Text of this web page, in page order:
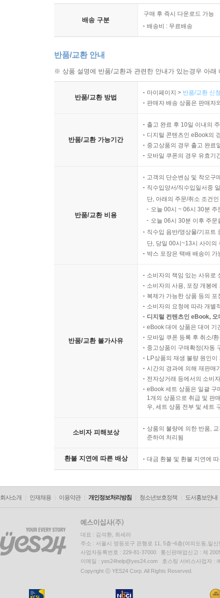
3) 연속형 처리의 위험 117
4) 논문에서의 정당화 문장 119
7) 용어정리 123
2. 복수 문항 평균척도 처리 125
1) 합성척도의 개념 126
2) 평균값 산출 128
5) 연속형 변수 처리의 조건 134
3. 정규성보다 중요한 로짓모형의 점검 기준 139
2) 독립변수 정규성의 비필수성 141
3) 로그오즈 선형성의 중요성 143
5) 분포 확인의 보조적 의미 147
IV. 결측치와 이상치 처리 152
2) MAR 157
1) listwise deletion 168
3) 평균대체의 한계 171
8) 용어정리 179
3. 이상치와 영향점 181
1) 표준화 잔차 182
2) 레버리지 183
3) Cook’s distance 185
5) 영향점 제거 여부 판단 189
배송 구분
구매 후 즉시 다운로드 가능
배송비 : 무료배송
반품/교환 안내
※ 상품 설명에 반품/교환과 관련한 안내가 있는경우 아
반품/교환 방법
마이페이지 > 반품/교환 신
판매자 배송 상품은 판매자
반품/교환 가능기간
출고 완료 후 10일 이내의
디지털 콘텐츠인 eBook의
중고상품의 경우 출고 완료
모바일 쿠폰의 경우 유효기
반품/교환 비용
고객의 단순변심 및 착오구
직수입양서/직수입일서중
단, 아래의 주문/취소 조건
오늘 00시 ~ 06시 30분
오늘 06시 30분 이후 주
직수입 음반/영상물/기프트
단, 당일 00시~13시 사이의
박스 포장은 택배 배송이
반품/교환 불가사유
소비자의 책임 있는 사유로
소비자의 사용, 포장 개봉
복제가 가능한 상품 등의
소비자의 요청에 따라 개별
디지털 컨텐츠인 eBook,
eBook 대여 상품은 대여 기
모바일 쿠폰 등록 후 취소/
중고상품이 구매확정(자동
LP상품의 재생 불량 원인
시간의 경과에 의해 재판매
전자상거래 등에서의 소비
eBook 세트 상품은 일괄 구
1개의 상품으로 취급 및 판
우, 세트 상품 전부 및 세트
소비자 피해보상
상품의 불량에 의한 반품,
준하여 처리됨
환불 지연에 따른 배상 대금 환불 및 환불 지연에
회사소개 인재채용 이용약관 개인정보처리방침 청소년보호정책 도서홍보안내
대표 : 김석환, 최세라
주소 : 서울시 영등포구 은행로 11, 5층~6층(여의도동,일신
사업자등록번호 : 229-81-37000 통신판매업신고 : 제
이메일 : yes24help@yes24.com 호스팅 서비스사업자 :
Copyright ⓒ YES24 Corp. All Rights Reserved.